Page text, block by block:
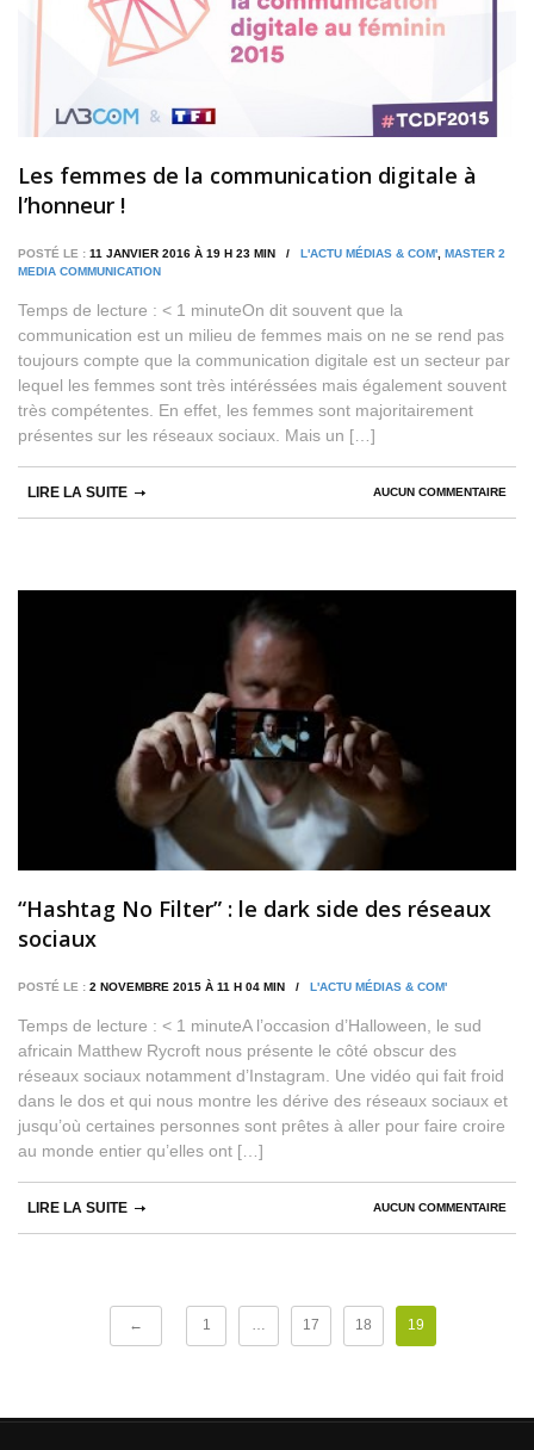
Les femmes de la communication digitale à
l’honneur !
POSTÉ LE : 11 JANVIER 2016 À 19 H 23 MIN / L'ACTU MÉDIAS & COM' MASTER 2
MEDIA COMMUNICATION
Temps de lecture : < 1 minuteOn dit souvent que la
communication est un milieu de femmes mais on ne se rend pas
toujours compte que la communication digitale est un secteur par
lequel les femmes sont très intéréssées mais également souvent
très compétentes. En effet, les femmes sont majoritairement
présentes sur les réseaux sociaux. Mais un […]
AUCUN COMMENTAIRE
LIRE LA SUITE
“Hashtag No Filter” : le dark side des réseaux
sociaux
POSTÉ LE : 2 NOVEMBRE 2015 À 11 H 04 MIN / L'ACTU MÉDIAS & COM'
Temps de lecture : < 1 minuteA l’occasion d’Halloween, le sud
africain Matthew Rycroft nous présente le côté obscur des
réseaux sociaux notamment d’Instagram. Une vidéo qui fait froid
dans le dos et qui nous montre les dérive des réseaux sociaux et
jusqu’où certaines personnes sont prêtes à aller pour faire croire
au monde entier qu’elles ont […]
AUCUN COMMENTAIRE
LIRE LA SUITE
← 1 … 17 18 19